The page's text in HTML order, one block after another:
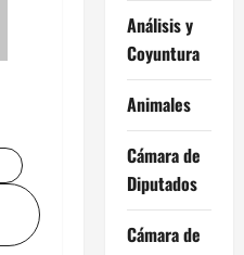
Análisis y
Coyuntura
Animales
Cámara de
Diputados
Cámara de